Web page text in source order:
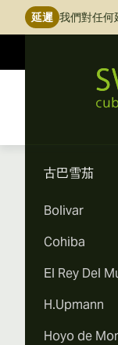
延遲 我們對任何
古巴雪茄
Bolivar
Cohiba
El Rey Del
H.Upmann
Hoyo de